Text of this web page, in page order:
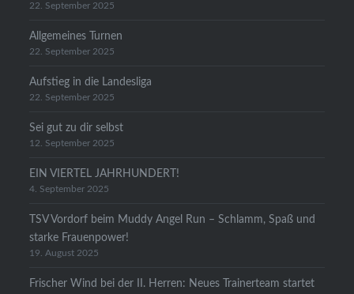
22. September 2025
Allgemeines Turnen
22. September 2025
Aufstieg in die Landesliga
22. September 2025
Sei gut zu dir selbst
12. September 2025
EIN VIERTEL JAHRHUNDERT!
4. September 2025
TSV Vordorf beim Muddy Angel Run – Schlamm, Spaß und
starke Frauenpower!
19. August 2025
Frischer Wind bei der II. Herren: Neues Trainerteam startet